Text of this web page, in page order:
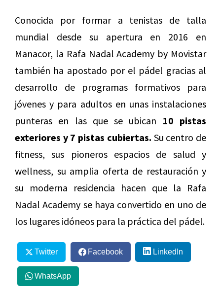
Conocida por formar a tenistas de talla
mundial desde su apertura en 2016 en
Manacor, la Rafa Nadal Academy by Movistar
también ha apostado por el pádel gracias al
desarrollo de programas formativos para
jóvenes y para adultos en unas instalaciones
punteras en las que se ubican 10 pistas
exteriores y 7 pistas cubiertas. Su centro de
fitness, sus pioneros espacios de salud y
wellness, su amplia oferta de restauración y
su moderna residencia hacen que la Rafa
Nadal Academy se haya convertido en uno de
los lugares idóneos para la práctica del pádel.
Twitter Facebook LinkedIn
WhatsApp